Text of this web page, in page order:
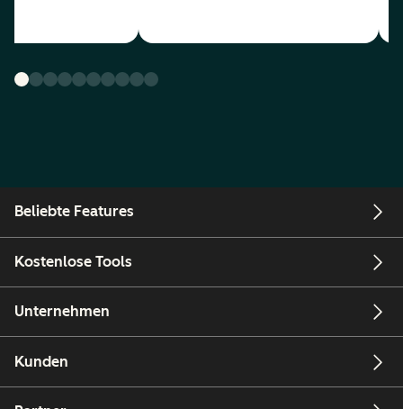
Beliebte Features
Kostenlose Tools
Unternehmen
Kunden